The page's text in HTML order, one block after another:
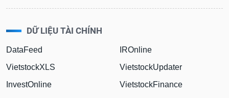
DỮ LIỆU TÀI CHÍNH
DataFeed
VietstockXLS
InvestOnline
IROnline
VietstockUpdater
VietstockFinance